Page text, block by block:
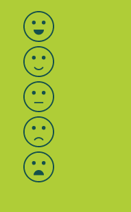
Bewertung auswählen